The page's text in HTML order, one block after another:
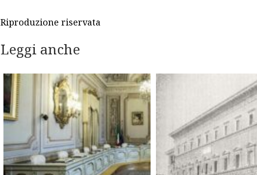
Riproduzione riservata
Leggi anche